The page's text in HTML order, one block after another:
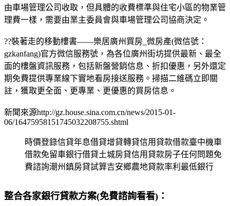
由車場管理公司收取，但具體的收費標準與住宅小區的物業管
理費一樣，需要由業主委員會與車場管理公司協商決定。
??裝著走的移動樓書——樂居廣州買房_微房產(微信號：
gzkanfang)官方微信服務號，為各位廣州街坊提供最新、最全
面的樓盤資訊服務，包括新盤營銷信息、折扣優惠，另外還定
期免費提供專業線下實地看房接送服務。掃描二維碼立即關
註，獲取更全面、更專業、更優惠的買房信息。
新聞來源http://gz.house.sina.com.cn/news/2015-01-
06/16475958151745032208755.shtml
時價登錄信貸年息借貸增貸轉貸信用貸款借款臺中機車
借款免留車銀行借貸土城房貸信用貸款房子任何問題免
費諮詢潮州鎮房貸試算吉安鄉農地貸款率利最低銀行
整合各家銀行貸款方案(免費諮詢看看)：